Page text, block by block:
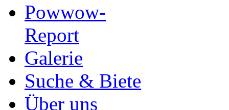
Powwow-
Report
Galerie
Suche & Biete
Über uns